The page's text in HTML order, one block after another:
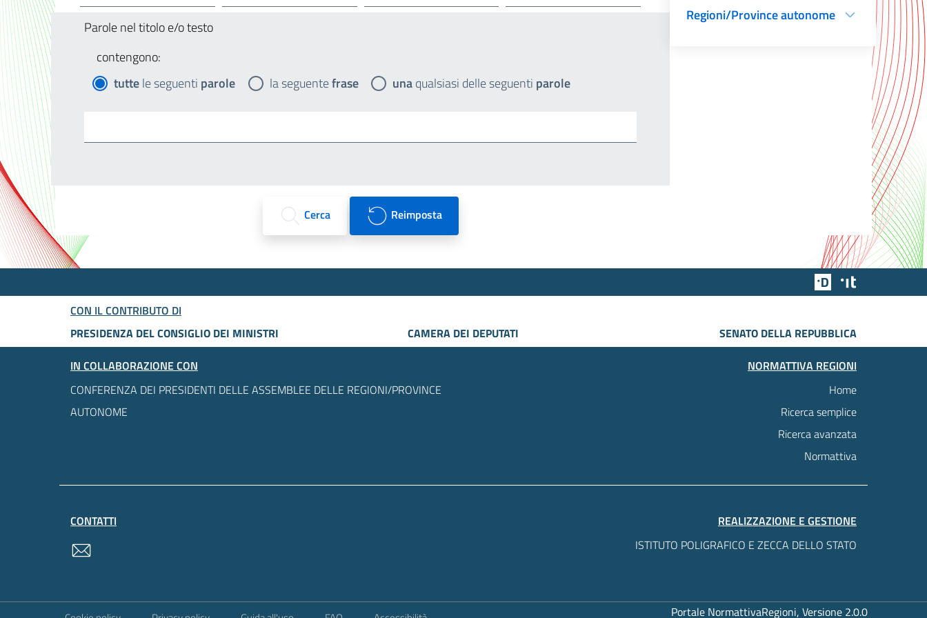
Parole nel titolo e/o testo
contengono:
tuttele seguenti parole la seguentefrase unaqualsiasi delle seguenti parole
Cerca Reimposta
Regioni/Province autonome
Team Digitale
CON IL CONTRIBUTO DI
PRESIDENZA DEL CONSIGLIO DEI MINISTRI
CAMERA DEI DEPUTATI
SENATO DELLA REPUBBLICA
IN COLLABORAZIONE CON
CONFERENZA DEI PRESIDENTI DELLE ASSEMBLEE DELLE REGIONI/PROVINCE
AUTONOME
NORMATTIVA REGIONI
Home
Ricerca semplice
Ricerca avanzata
Normattiva
CONTATTI
REALIZZAZIONE E GESTIONE
ISTITUTO POLIGRAFICO E ZECCA DELLO STATO
Portale NormattivaRegioni, Versione 2.0.0